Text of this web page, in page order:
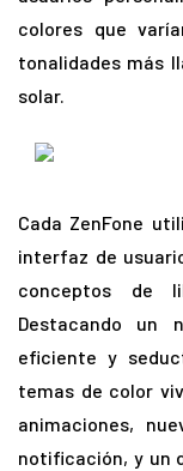
colores que
tonalidades más
solar.
Cada ZenFone
interfaz de
conceptos de
Destacando un
eficiente y
temas de color
animaciones,
notificación, y un